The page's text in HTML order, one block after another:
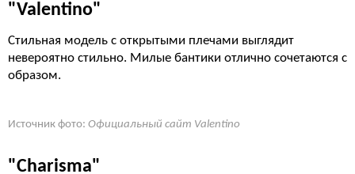
"Valentino"
Стильная модель с открытыми плечами выглядит
невероятно стильно. Милые бантики отлично сочетаются с
образом.
Источник фото: Официальный сайт Valentino
"Charisma"